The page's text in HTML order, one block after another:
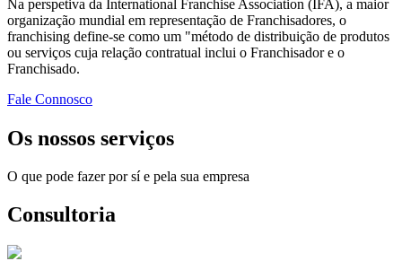
Na perspetiva da International Franchise Association (IFA), a maior
organização mundial em representação de Franchisadores, o
franchising define-se como um "método de distribuição de produtos
ou serviços cuja relação contratual inclui o Franchisador e o
Franchisado.
Fale Connosco
Os nossos serviços
O que pode fazer por sí e pela sua empresa
Consultoria